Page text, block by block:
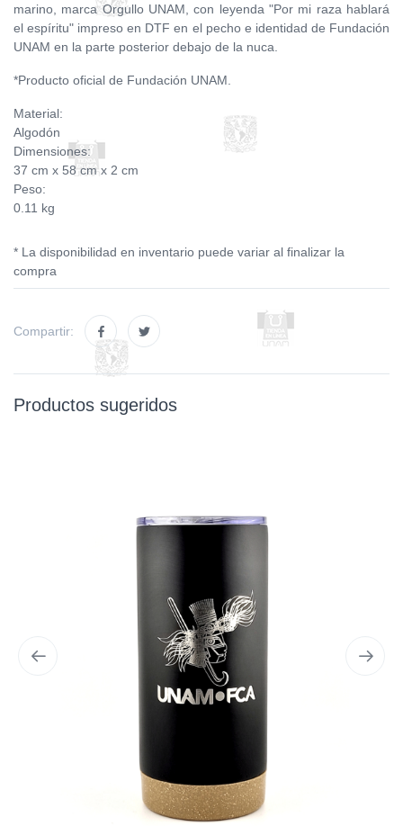
marino, marca Orgullo UNAM, con leyenda "Por mi raza hablará
el espíritu" impreso en DTF en el pecho e identidad de Fundación
UNAM en la parte posterior debajo de la nuca.
*Producto oficial de Fundación UNAM.
Material:
Algodón
Dimensiones:
37 cm x 58 cm x 2 cm
Peso:
0.11 kg
* La disponibilidad en inventario puede variar al finalizar la
compra
Compartir:
Productos sugeridos